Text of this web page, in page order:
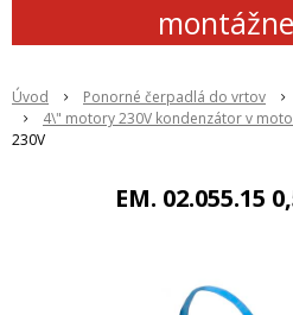
Úvod Ponorné čerpadlá do vrtov
4\" motory 230V kondenzátor v
230V
EM. 02.055.15